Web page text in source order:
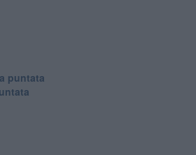
puntata